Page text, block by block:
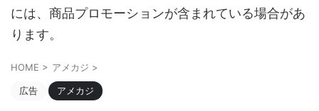
には、商品プロモーションが含まれている場合があ
ります。
HOME > アメカジ >
広告 アメカジ